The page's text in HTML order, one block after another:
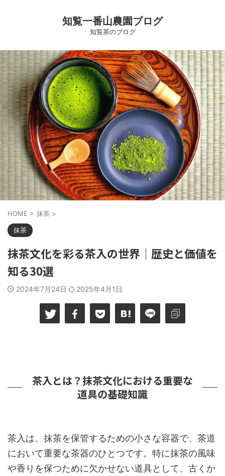
知覧一番山農園ブログ
知覧茶のブログ
HOME > 抹茶 >
抹茶
抹茶文化を彩る茶入の世界｜歴史と価値を
知る30選
2024年7月24日 2025年4月1日
茶入とは？抹茶文化における重要な
道具の基礎知識
茶入は、抹茶を保管するための小さな容器で、茶道
において重要な茶器のひとつです。特に抹茶の風味
や香りを保つために欠かせない道具として、古くか